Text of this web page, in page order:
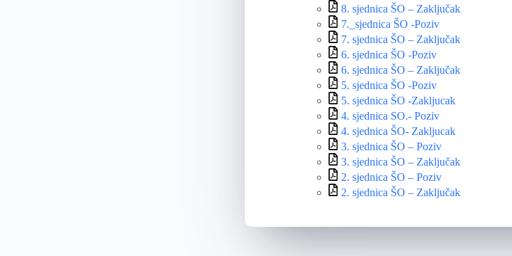
8. sjednica ŠO – Zaključak
7._sjednica ŠO -Poziv
7. sjednica ŠO – Zaključak
6. sjednica ŠO -Poziv
6. sjednica ŠO – Zaključak
5. sjednica ŠO -Poziv
5. sjednica ŠO -Zakljucak
4. sjednica SO.- Poziv
4. sjednica ŠO- Zakljucak
3. sjednica ŠO – Poziv
3. sjednica ŠO – Zaključak
2. sjednica ŠO – Poziv
2. sjednica ŠO – Zaključak